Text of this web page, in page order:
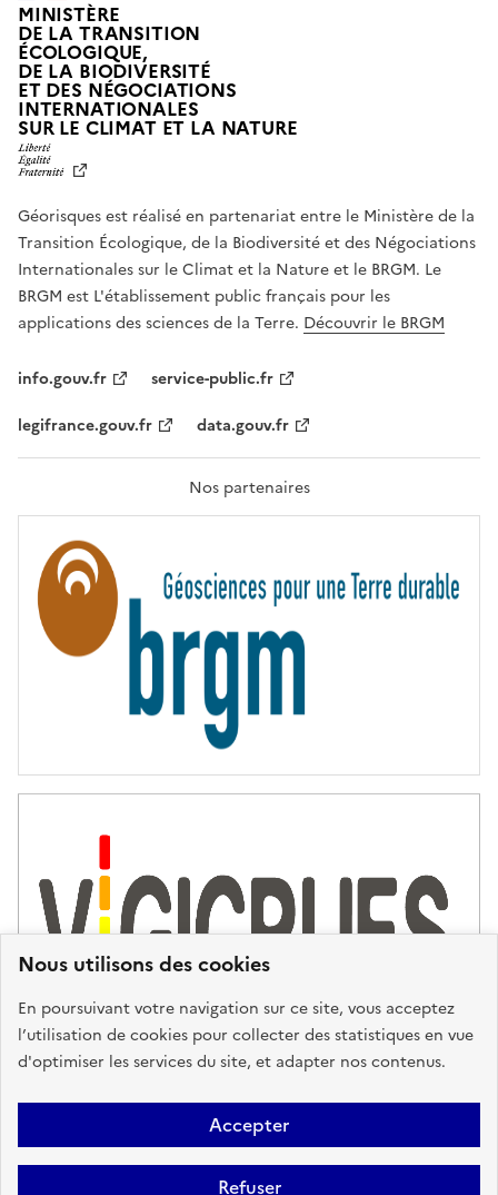
Nous utilisons des cookies
En poursuivant votre navigation sur ce site, vous acceptez
l’utilisation de cookies pour collecter des statistiques en vue
d'optimiser les services du site, et adapter nos contenus.
Accepter
Refuser
MINISTÈRE
DE LA TRANSITION
ÉCOLOGIQUE,
DE LA BIODIVERSITÉ
ET DES NÉGOCIATIONS
INTERNATIONALES
SUR LE CLIMAT ET LA NATUREL
T
É
,
É
G
A
L
F
A
T
R
T
É
Géorisques est réalisé en partenariat entre le Ministère de la
Transition Écologique, de la Biodiversité et des Négociations
Internationales sur le Climat et la Nature et le BRGM. Le
BRGM est L'établissement public français pour les
applications des sciences de la Terre. Découvrir le BRGM
info.gouv.fr
service-public.fr
legifrance.gouv.fr
data.gouv.fr
Nos partenaires
Légales
Données personnelles Gestion des cookies
FAQ